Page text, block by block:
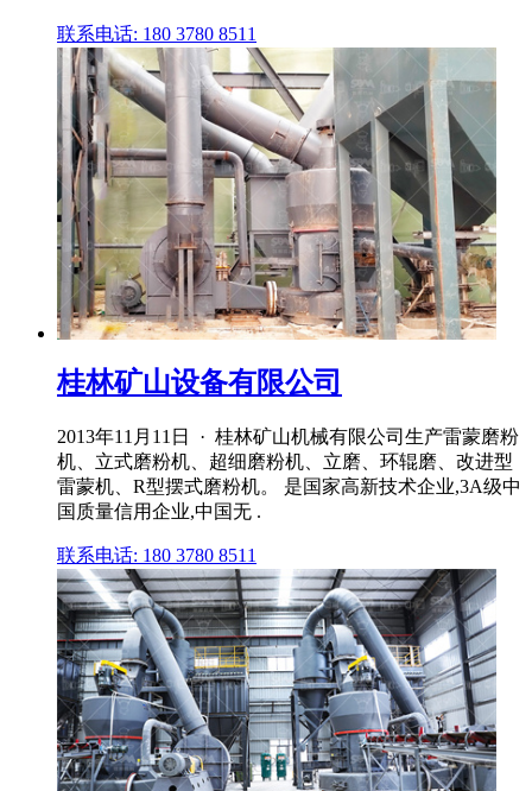
联系电话: 180 3780 8511
桂林矿山设备有限公司
2013年11月11日 · 桂林矿山机械有限公司生产雷蒙磨粉
机、立式磨粉机、超细磨粉机、立磨、环辊磨、改进型
雷蒙机、R型摆式磨粉机。 是国家高新技术企业,3A级中
国质量信用企业,中国无 .
联系电话: 180 3780 8511